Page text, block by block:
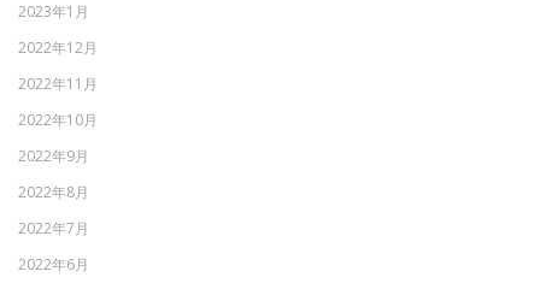
2023年1月
2022年12月
2022年11月
2022年10月
2022年9月
2022年8月
2022年7月
2022年6月